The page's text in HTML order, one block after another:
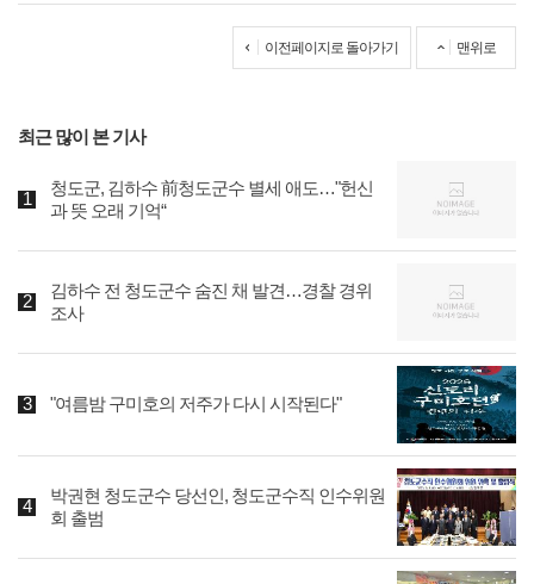
이전페이지로 돌아가기 맨위로
최근 많이 본 기사
청도군, 김하수 前청도군수 별세 애도…"헌신
과 뜻 오래 기억“
김하수 전 청도군수 숨진 채 발견…경찰 경위
조사
"여름밤 구미호의 저주가 다시 시작된다"
박권현 청도군수 당선인, 청도군수직 인수위원
회 출범